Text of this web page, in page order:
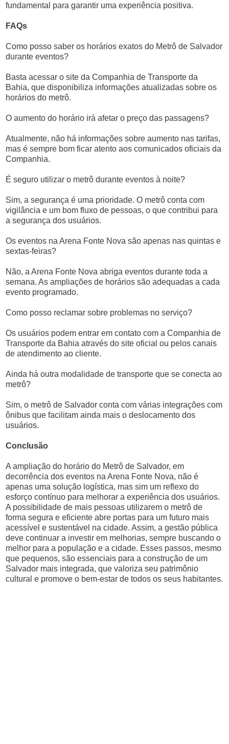
fundamental para garantir uma experiência positiva.
FAQs
Como posso saber os horários exatos do Metrô de Salvador
durante eventos?
Basta acessar o site da Companhia de Transporte da
Bahia, que disponibiliza informações atualizadas sobre os
horários do metrô.
O aumento do horário irá afetar o preço das passagens?
Atualmente, não há informações sobre aumento nas tarifas,
mas é sempre bom ficar atento aos comunicados oficiais da
Companhia.
É seguro utilizar o metrô durante eventos à noite?
Sim, a segurança é uma prioridade. O metrô conta com
vigilância e um bom fluxo de pessoas, o que contribui para
a segurança dos usuários.
Os eventos na Arena Fonte Nova são apenas nas quintas e
sextas-feiras?
Não, a Arena Fonte Nova abriga eventos durante toda a
semana. As ampliações de horários são adequadas a cada
evento programado.
Como posso reclamar sobre problemas no serviço?
Os usuários podem entrar em contato com a Companhia de
Transporte da Bahia através do site oficial ou pelos canais
de atendimento ao cliente.
Ainda há outra modalidade de transporte que se conecta ao
metrô?
Sim, o metrô de Salvador conta com várias integrações com
ônibus que facilitam ainda mais o deslocamento dos
usuários.
Conclusão
A ampliação do horário do Metrô de Salvador, em
decorrência dos eventos na Arena Fonte Nova, não é
apenas uma solução logística, mas sim um reflexo do
esforço contínuo para melhorar a experiência dos usuários.
A possibilidade de mais pessoas utilizarem o metrô de
forma segura e eficiente abre portas para um futuro mais
acessível e sustentável na cidade. Assim, a gestão pública
deve continuar a investir em melhorias, sempre buscando o
melhor para a população e a cidade. Esses passos, mesmo
que pequenos, são essenciais para a construção de um
Salvador mais integrada, que valoriza seu patrimônio
cultural e promove o bem-estar de todos os seus habitantes.